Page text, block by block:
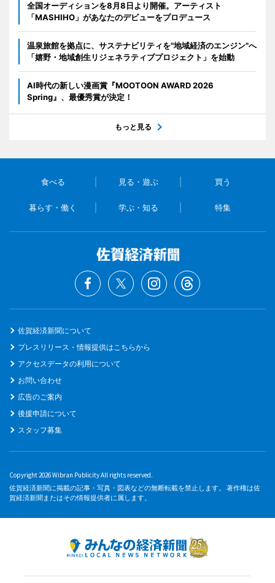
全国オーディションを8月8日より開催。アーティスト
「MASHIHO」があなたのデビューをプロデュース
温泉旅館を拠点に、サステナビリティを"地域経済のエンジン"へ
「嬉野・地域創生リジェネラティブプロジェクト」を始動
AI時代の新しい漫画賞『MOOTOON AWARD 2026
Spring』、最優秀賞が決定！
もっと見る
食べる 見る・遊ぶ 買う
暮らす・働く 学ぶ・知る 特集
佐賀経済新聞について
プレスリリース・情報提供はこちらから
アクセスデータの利用について
お問い合わせ
広告のご案内
後援申請について
スタッフ募集
Copyright 2026 Wibran Publicity All rights reserved.
佐賀経済新聞に掲載の記事・写真・図表などの無断転載を禁止します。 著作権は佐
賀経済新聞またはその情報提供者に属します。